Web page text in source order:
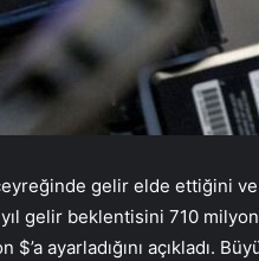
gelir elde ettiğini ve
gelir beklentisini 710
$’a ayarladığını açıkladı.